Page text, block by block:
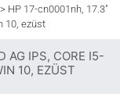
> HP 17-cn0001nh, 17.3″
10, ezüst
AG IPS, CORE I5-
10, EZÜST